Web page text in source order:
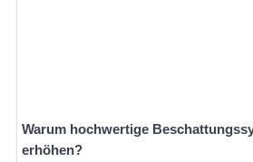
Warum hochwertige
erhöhen?